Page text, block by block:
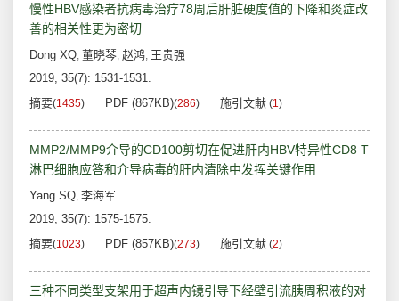
慢性HBV感染者抗病毒治疗78周后肝脏硬度值的下降和炎症改
善的相关性更为密切
Dong XQ, 董晓琴, 赵鸿, 王贵强
2019, 35(7): 1531-1531.
摘要(1435) PDF (867KB)(286) 施引文献 (1)
MMP2/MMP9介导的CD100剪切在促进肝内HBV特异性CD8 T
淋巴细胞应答和介导病毒的肝内清除中发挥关键作用
Yang SQ, 李海军
2019, 35(7): 1575-1575.
摘要(1023) PDF (857KB)(273) 施引文献 (2)
三种不同类型支架用于超声内镜引导下经壁引流胰周积液的对